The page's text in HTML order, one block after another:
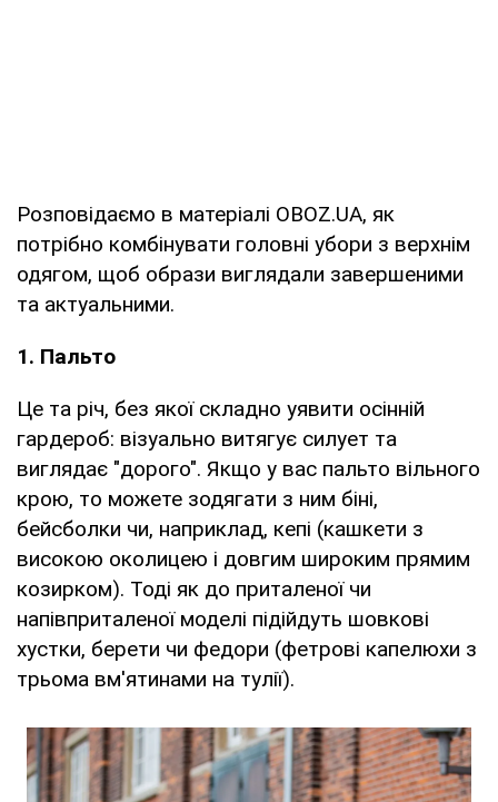
Розповідаємо в матеріалі OBOZ.UA, як
потрібно комбінувати головні убори з верхнім
одягом, щоб образи виглядали завершеними
та актуальними.
1. Пальто
Це та річ, без якої складно уявити осінній
гардероб: візуально витягує силует та
виглядає "дорого". Якщо у вас пальто вільного
крою, то можете зодягати з ним біні,
бейсболки чи, наприклад, кепі (кашкети з
високою околицею і довгим широким прямим
козирком). Тоді як до приталеної чи
напівприталеної моделі підійдуть шовкові
хустки, берети чи федори (фетрові капелюхи з
трьома вм'ятинами на тулії).